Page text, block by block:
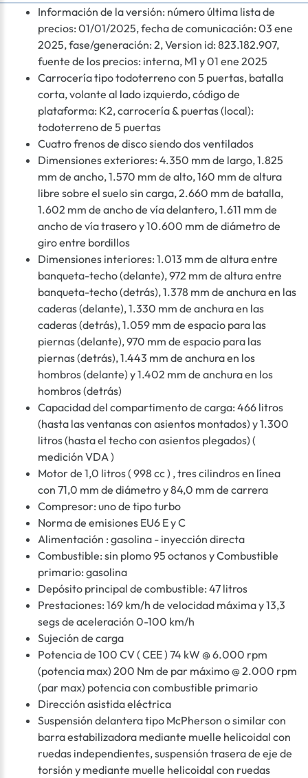
Información de la versión: número última lista de
precios: 01/01/2025, fecha de comunicación: 03 ene
2025, fase/generación: 2, Version id: 823.182.907,
fuente de los precios: interna, M1 y 01 ene 2025
Carrocería tipo todoterreno con 5 puertas, batalla
corta, volante al lado izquierdo, código de
plataforma: K2, carrocería & puertas (local):
todoterreno de 5 puertas
Cuatro frenos de disco siendo dos ventilados
Dimensiones exteriores: 4.350 mm de largo, 1.825
mm de ancho, 1.570 mm de alto, 160 mm de altura
libre sobre el suelo sin carga, 2.660 mm de batalla,
1.602 mm de ancho de vía delantero, 1.611 mm de
ancho de vía trasero y 10.600 mm de diámetro de
giro entre bordillos
Dimensiones interiores: 1.013 mm de altura entre
banqueta-techo (delante), 972 mm de altura entre
banqueta-techo (detrás), 1.378 mm de anchura en las
caderas (delante), 1.330 mm de anchura en las
caderas (detrás), 1.059 mm de espacio para las
piernas (delante), 970 mm de espacio para las
piernas (detrás), 1.443 mm de anchura en los
hombros (delante) y 1.402 mm de anchura en los
hombros (detrás)
Capacidad del compartimento de carga: 466 litros
(hasta las ventanas con asientos montados) y 1.300
litros (hasta el techo con asientos plegados) (
medición VDA )
Motor de 1,0 litros ( 998 cc ) , tres cilindros en línea
con 71,0 mm de diámetro y 84,0 mm de carrera
Compresor: uno de tipo turbo
Norma de emisiones EU6 E y C
Alimentación : gasolina - inyección directa
Combustible: sin plomo 95 octanos y Combustible
primario: gasolina
Depósito principal de combustible: 47 litros
Prestaciones: 169 km/h de velocidad máxima y 13,3
segs de aceleración 0-100 km/h
Sujeción de carga
Potencia de 100 CV ( CEE ) 74 kW @ 6.000 rpm
(potencia max) 200 Nm de par máximo @ 2.000 rpm
(par max) potencia con combustible primario
Dirección asistida eléctrica
Suspensión delantera tipo McPherson o similar con
barra estabilizadora mediante muelle helicoidal con
ruedas independientes, suspensión trasera de eje de
torsión y mediante muelle helicoidal con ruedas